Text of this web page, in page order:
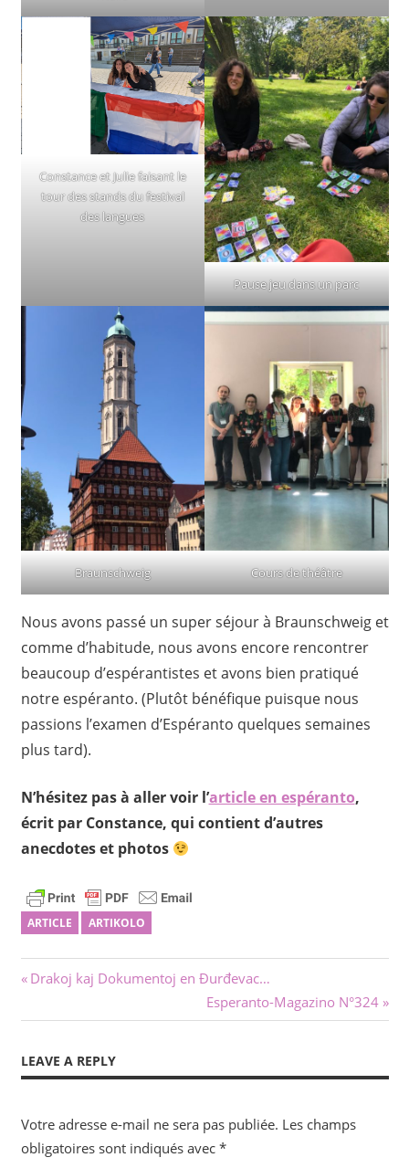
Constance et Julie faisant le
tour des stands du festival
des langues
Pause jeu dans un parc
Braunschweig Cours de théâtre
Nous avons passé un super séjour à Braunschweig et
comme d’habitude, nous avons encore rencontrer
beaucoup d’espérantistes et avons bien pratiqué
notre espéranto. (Plutôt bénéfique puisque nous
passions l’examen d’Espéranto quelques semaines
plus tard).
N’hésitez pas à aller voir l’article en espéranto,
écrit par Constance, qui contient d’autres
anecdotes et photos
ARTICLE ARTIKOLO
Navigation
de
l’article
Previous
Drakoj kaj Dokumentoj en Đurđevac…
Next
Post:
Esperanto-Magazino N°324
LEAVE A REPLY
Votre adresse e-mail ne sera pas publiée. Les champs
obligatoires sont indiqués avec *